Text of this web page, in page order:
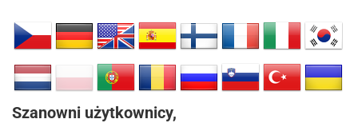
Szanowni użytkownicy,